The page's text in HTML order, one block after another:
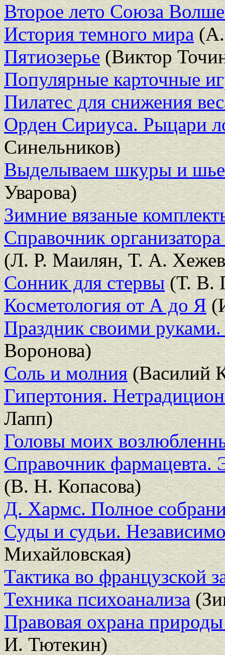
Второе лето Союза
История темного мира(А.
Пятиозерье(Виктор
Популярные карточные
Пилатес для снижения
Орден Сириуса. Рыцари
Синельников)
Выделываем шкуры и
Уварова)
Зимние вязаные
Справочник
(Л. Р. Маилян, Т. А.
Сонник для стервы(Т. В.
Косметология от А до Я
Праздник своими руками.
Воронова)
Соль и молния(Василий
Гипертония.
Лапп)
Головы моих
Справочник
(В. Н. Копасова)
Д. Хармс. Полное
Суды и судьи.
Михайловская)
Тактика во французской
Техника психоанализа
Правовая охрана
И. Тютекин)